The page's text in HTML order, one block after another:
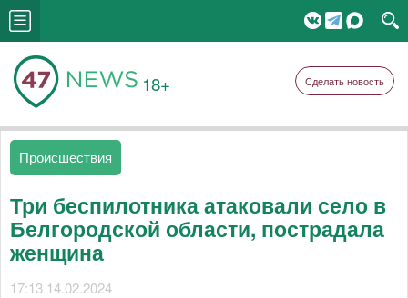
18+ Сделать новость
Происшествия
Три беспилотника атаковали село в
Белгородской области, пострадала
женщина
17:13 14.02.2024